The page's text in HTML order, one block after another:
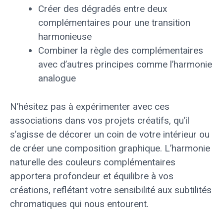
Créer des dégradés entre deux
complémentaires pour une transition
harmonieuse
Combiner la règle des complémentaires
avec d’autres principes comme l’harmonie
analogue
N’hésitez pas à expérimenter avec ces
associations dans vos projets créatifs, qu’il
s’agisse de décorer un coin de votre intérieur ou
de créer une composition graphique. L’harmonie
naturelle des couleurs complémentaires
apportera profondeur et équilibre à vos
créations, reflétant votre sensibilité aux subtilités
chromatiques qui nous entourent.